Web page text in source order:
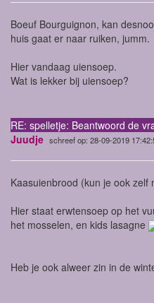
Boeuf Bourguignon, kan
huis gaat er naar ruiken, jumm.
Hier vandaag uiensoep.
Wat is lekker bij uiensoep?
RE: spelletje: Beantwoord de
Juudje schreef op: 28-09-2019
Kaasuienbrood (kun je ook zelf
Hier staat erwtensoep op het
het mosselen, en kids lasagne
Heb je ook alweer zin in de